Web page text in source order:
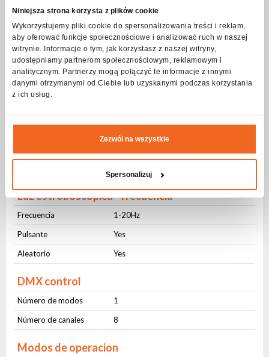
Niniejsza strona korzysta z plików cookie
Wykorzystujemy pliki cookie do spersonalizowania treści i reklam,
aby oferować funkcje społecznościowe i analizować ruch w naszej
witrynie. Informacje o tym, jak korzystasz z naszej witryny,
udostępniamy partnerom społecznościowym, reklamowym i
analitycznym. Partnerzy mogą połączyć te informacje z innymi
danymi otrzymanymi od Ciebie lub uzyskanymi podczas korzystania
z ich usług.
Zezwól na wszystkie
Spersonalizuj
Atenuación 8 bit
Ángulo de haz
Ángulo de haz Angulo
Rueda de gobos
Luz estroboscópica - frecuencia
Frecuencia
1-20Hz
Pulsante
Yes
Aleatorio
Yes
DMX control
Número de modos
1
Número de canales
8
Modos de operacion